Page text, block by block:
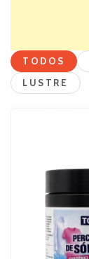
TODOS
LUSTRE